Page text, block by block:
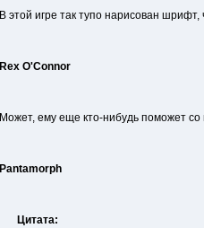
В этой игре так тупо нарисован
Rex O'Connor
Может, ему еще кто-нибудь поможет
Pantamorph
Цитата: